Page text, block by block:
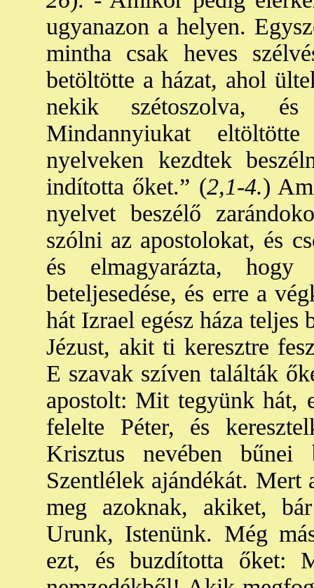
ugyanazon a helyen.
mintha csak heves
betöltötte a házat, ahol
nekik szétoszolva, és
Mindannyiukat
nyelveken kezdtek
indította őket.” (2,1-4.)
nyelvet beszélő
szólni az apostolokat, és
és elmagyarázta,
beteljesedése, és erre a
hát Izrael egész háza teljes
Jézust, akit ti keresztre
E szavak szíven találták
apostolt: Mit tegyünk hát,
felelte Péter, és
Krisztus nevében bűnei
Szentlélek ajándékát.
meg azoknak, akiket,
Urunk, Istenünk. Még
ezt, és buzdította őket: